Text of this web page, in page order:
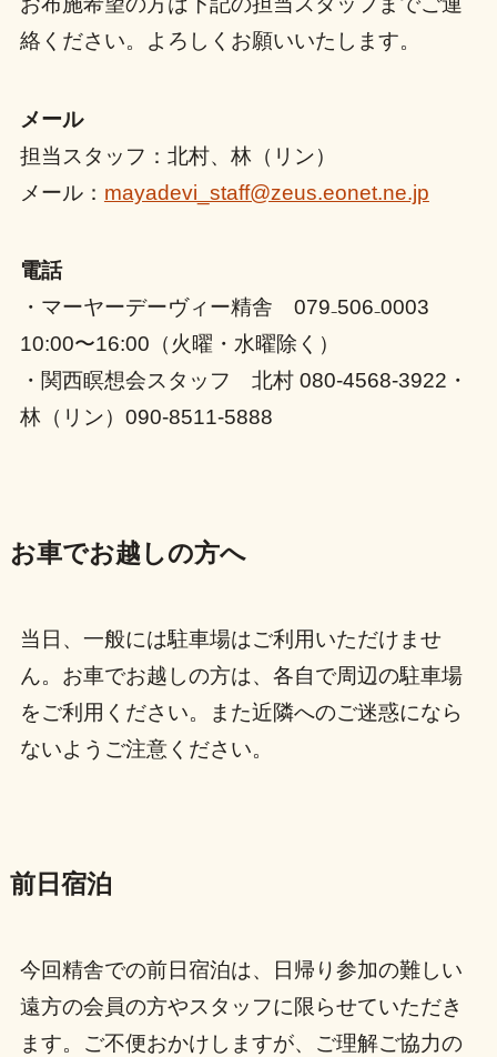
絡ください。よろしくお願いいたします。
メール
担当スタッフ：北村、林（リン）
メール： mayadevi_staff@zeus.eonet.ne.jp
電話
・マーヤーデーヴィー精舎 079₋506₋0003
10:00〜16:00（火曜・水曜除く）
・関西瞑想会スタッフ 北村 080-4568-3922・
林（リン）090-8511-5888
お車でお越しの方へ
当日、一般には駐車場はご利用いただけませ
ん。お車でお越しの方は、各自で周辺の駐車場
をご利用ください。また近隣へのご迷惑になら
ないようご注意ください。
前日宿泊
今回精舎での前日宿泊は、日帰り参加の難しい
遠方の会員の方やスタッフに限らせていただき
ます。ご不便おかけしますが、ご理解ご協力の